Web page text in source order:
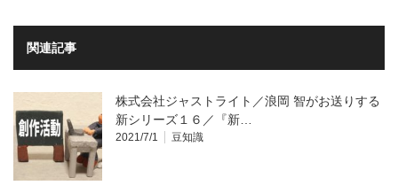
関連記事
株式会社ジャストライト／浪岡 智がお送りする
新シリーズ１６／『新…
2021/7/1 豆知識